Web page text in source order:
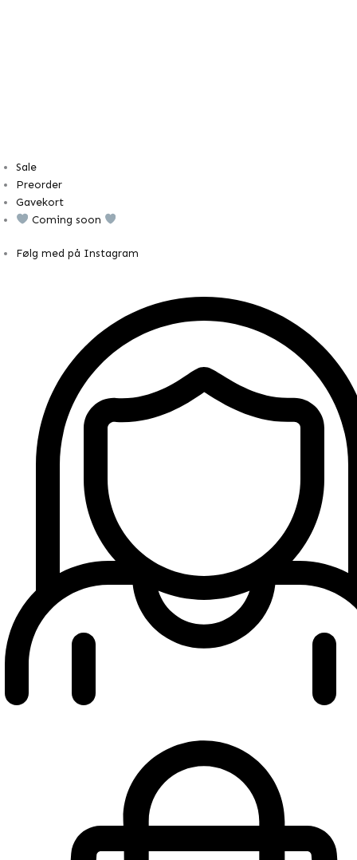
Sale
Preorder
Gavekort
Coming soon
Følg med på Instagram